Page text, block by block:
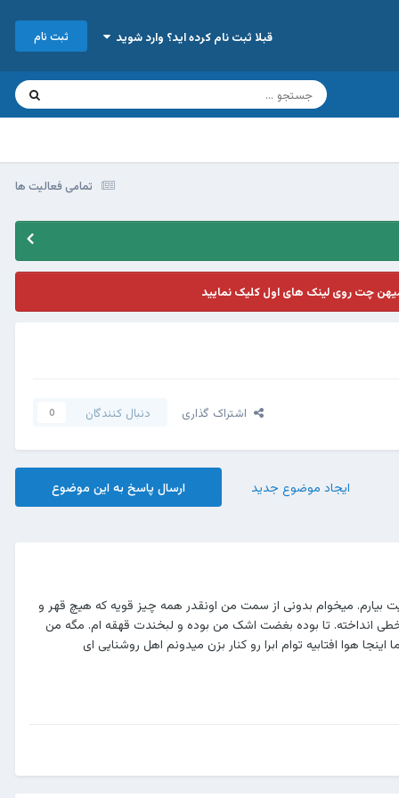
قبلا ثبت نام کرده اید؟ وارد شوید ثبت نام
تمامی فعالیت ها
چت روی لینک های اول کلیک نمایید
اشتراک گذاری دنبال کنندگان 0
ارسال پاسخ به این موضوع ایجاد موضوع جدید
بیارم. میخوام بدونی از سمت من اونقدر همه چیز قویه که هیچ قهر و
انداخته. تا بوده بغضت اشک من بوده و لبخندت قهقه ام. مگه من
هوا افتابیه توام ابرا رو کنار بزن میدونم اهل روشنایی ای